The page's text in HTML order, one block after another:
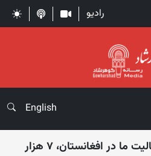
رادیو
English
کمیته سویدن: با توقف فعالیت ما در افغانستان، ۷ هزار